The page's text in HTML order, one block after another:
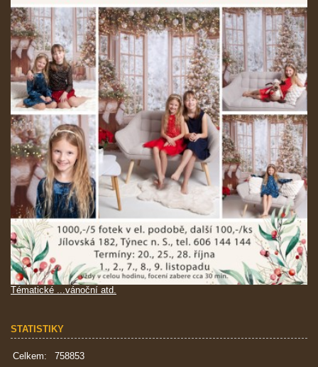
Tématické ...vánoční atd.
STATISTIKY
Celkem: 758853